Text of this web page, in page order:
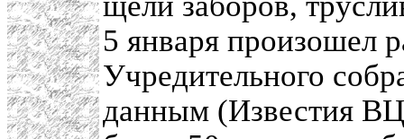
5 января произошел
Учредительного
данным (Известия